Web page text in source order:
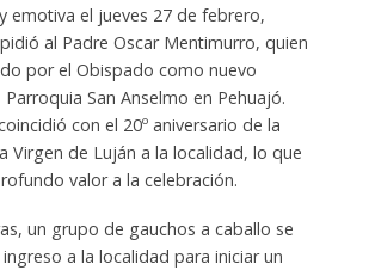
emotiva el jueves 27 de febrero,
al Padre Oscar Mentimurro, quien
por el Obispado como nuevo
San Anselmo en Pehuajó.
con el 20º aniversario de la
Virgen de Luján a la localidad, lo que
valor a la celebración.
un grupo de gauchos a caballo se
a la localidad para iniciar un